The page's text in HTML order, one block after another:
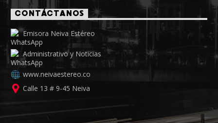
CONTÁCTANOS
Emisora Neiva Estéreo
Administrativo y Noticias
www.neivaestereo.co
Calle 13 # 9-45 Neiva